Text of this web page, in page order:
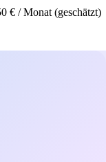
€ / Monat (geschätzt)